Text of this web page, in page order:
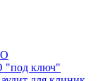
"под ключ"